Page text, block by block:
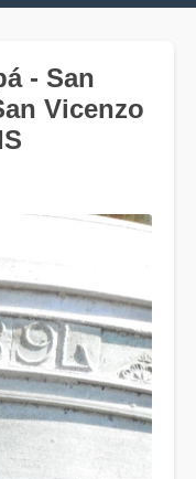
- San
Vicenzo